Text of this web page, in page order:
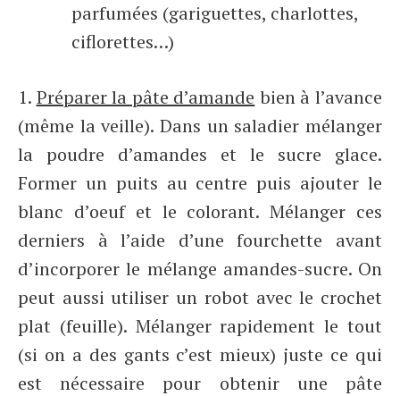
parfumées (gariguettes, charlottes,
ciflorettes…)
1. Préparer la pâte d’amande bien à l’avance
(même la veille). Dans un saladier mélanger
la poudre d’amandes et le sucre glace.
Former un puits au centre puis ajouter le
blanc d’oeuf et le colorant. Mélanger ces
derniers à l’aide d’une fourchette avant
d’incorporer le mélange amandes-sucre. On
peut aussi utiliser un robot avec le crochet
plat (feuille). Mélanger rapidement le tout
(si on a des gants c’est mieux) juste ce qui
est nécessaire pour obtenir une pâte